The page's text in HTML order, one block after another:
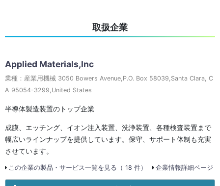
取扱企業
Applied Materials,Inc
業種：産業用機械 3050 Bowers Avenue,P.O. Box 58039,Santa Clara, C
A 95054-3299,United States
半導体製造装置のトップ企業
成膜、エッチング、イオン注入装置、洗浄装置、各種検査装置まで
幅広いラインナップを提供しています。保守、サポート体制も充実
させています。
この企業の製品・サービス一覧を見る（ 18 件） 企業情報詳細ページ